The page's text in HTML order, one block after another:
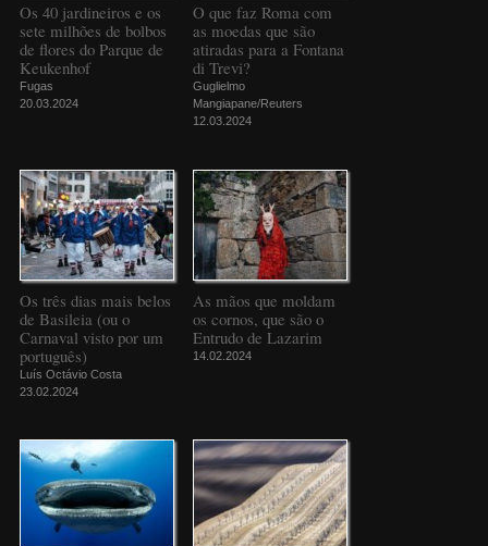
Os 40 jardineiros e os
sete milhões de bolbos
de flores do Parque de
Keukenhof
Fugas
20.03.2024
O que faz Roma com
as moedas que são
atiradas para a Fontana
di Trevi?
Guglielmo
Mangiapane/Reuters
12.03.2024
Os três dias mais belos
de Basileia (ou o
Carnaval visto por um
português)
Luís Octávio Costa
23.02.2024
As mãos que moldam
os cornos, que são o
Entrudo de Lazarim
14.02.2024